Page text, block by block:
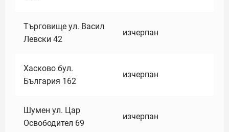
Търговище ул. Васил
Левски 42
изчерпан
Хасково бул.
България 162
изчерпан
Шумен ул. Цар
Освободител 69
изчерпан